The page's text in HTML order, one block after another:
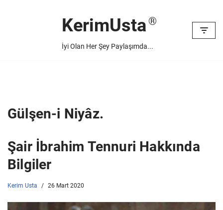
KerimUsta
İyi Olan Her Şey Paylaşımda...
Gülşen-i Niyâz.
Şair İbrahim Tennuri Hakkında
Bilgiler
Kerim Usta 26 Mart 2020